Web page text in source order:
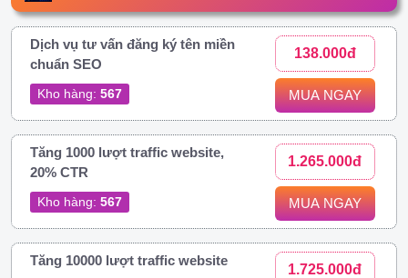
Dịch vụ tư vấn đăng ký tên miền
chuẩn SEO
Kho hàng: 567
138.000đ
MUA NGAY
Tăng 1000 lượt traffic website,
20% CTR
Kho hàng: 567
1.265.000đ
MUA NGAY
Tăng 10000 lượt traffic website
1.725.000đ